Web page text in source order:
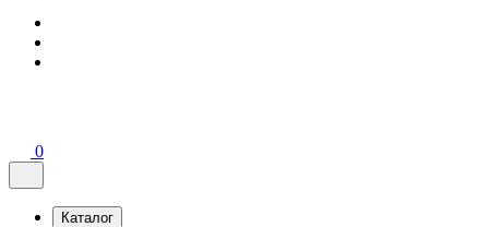
0
Каталог